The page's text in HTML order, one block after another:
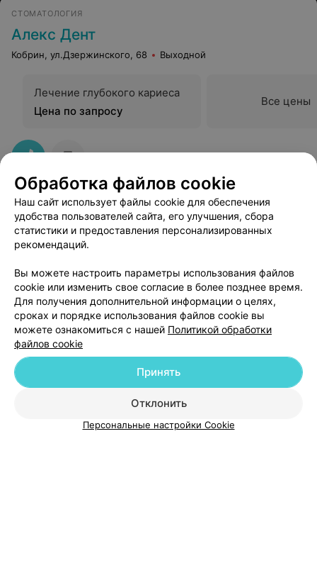
СТОМАТОЛОГИЯ
Алекс Дент
Кобрин, ул.Дзержинского, 68 Выходной
Лечение глубокого кариеса
Цена по запросу
Все цены
ЭФФЕКТИВНАЯ РЕКЛАМА НА САЙТЕ
Добавить компанию
Добавить специалиста
Обработка файлов cookie
Наш сайт использует файлы cookie для обеспечения
удобства пользователей сайта, его улучшения, сбора
статистики и предоставления персонализированных
рекомендаций.
Вы можете настроить параметры использования файлов
cookie или изменить свое согласие в более позднее время.
Для получения дополнительной информации о целях,
сроках и порядке использования файлов cookie вы
можете ознакомиться с нашей Политикой обработки
файлов cookie
Отклонить
Принять
Персональные настройки Cookie